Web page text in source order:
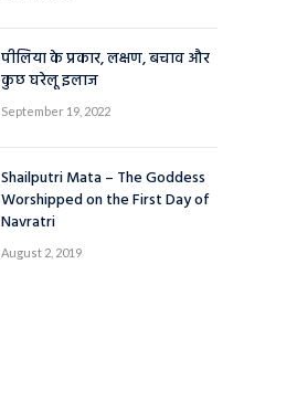
पीलिया के प्रकार, लक्षण, बचाव और
कुछ घरेलू इलाज
September 19, 2022
Shailputri Mata – The Goddess
Worshipped on the First Day of
Navratri
August 2, 2019